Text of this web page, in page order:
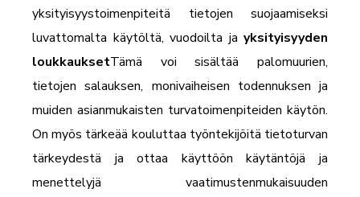
yksityisyystoimenpiteitä tietojen suojaamiseksi
luvattomalta käytöltä, vuodoilta ja yksityisyyden
loukkauksetTämä voi sisältää palomuurien,
tietojen salauksen, monivaiheisen todennuksen ja
muiden asianmukaisten turvatoimenpiteiden käytön.
On myös tärkeää kouluttaa työntekijöitä tietoturvan
tärkeydestä ja ottaa käyttöön käytäntöjä ja
menettelyjä vaatimustenmukaisuuden